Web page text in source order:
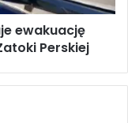
ewakuację
Perskiej